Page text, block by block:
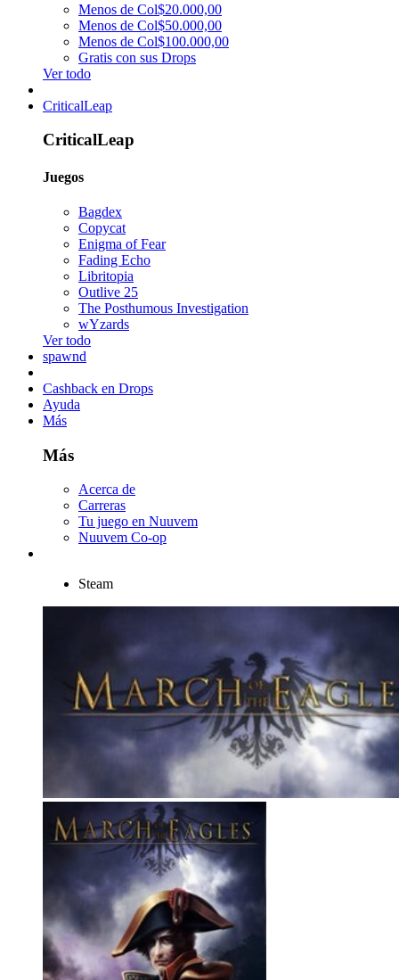
Menos de Col$20.000,00
Menos de Col$50.000,00
Menos de Col$100.000,00
Gratis con sus Drops
Ver todo
CriticalLeap
CriticalLeap
Juegos
Bagdex
Copycat
Enigma of Fear
Fading Echo
Libritopia
Outlive 25
The Posthumous Investigation
wYzards
Ver todo
spawnd
Cashback en Drops
Ayuda
Más
Más
Acerca de
Carreras
Tu juego en Nuuvem
Nuuvem Co-op
Steam